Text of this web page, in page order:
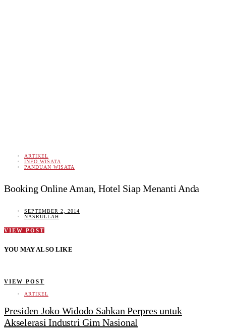
ARTIKEL
INFO WISATA
PANDUAN WISATA
Booking Online Aman, Hotel Siap Menanti Anda
SEPTEMBER 2, 2014
NASRULLAH
VIEW POST
YOU MAY ALSO LIKE
VIEW POST
ARTIKEL
Presiden Joko Widodo Sahkan Perpres untuk
Akselerasi Industri Gim Nasional